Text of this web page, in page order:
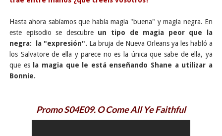
Hasta ahora sabíamos que había magia "buena" y magia negra. En
este episodio se descubre un tipo de magia peor que la
negra: la "expresión". La bruja de Nueva Orleans ya les habló a
los Salvatore de ella y parece no es la única que sabe de ella, ya
que es
la magia que le está enseñando Shane a utilizar a
Bonnie.
Promo S04E09. O Come All Ye Faithful